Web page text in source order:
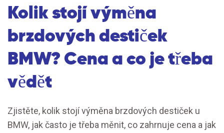
Kolik stojí výměna
brzdových destiček
BMW? Cena a co je třeba
vědět
Zjistěte, kolik stojí výměna brzdových destiček u
BMW, jak často je třeba měnit, co zahrnuje cena a jak